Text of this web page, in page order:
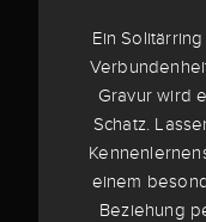
Ein
Gravur wird
Schatz.
einem
Beziehung